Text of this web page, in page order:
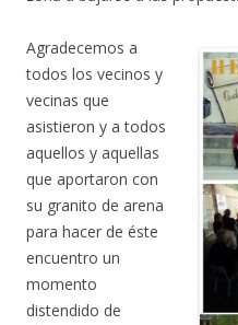
Agradecemos a
todos los vecinos y
vecinas que
asistieron y a todos
aquellos y aquellas
que aportaron con
su granito de arena
para hacer de éste
encuentro un
momento
distendido de